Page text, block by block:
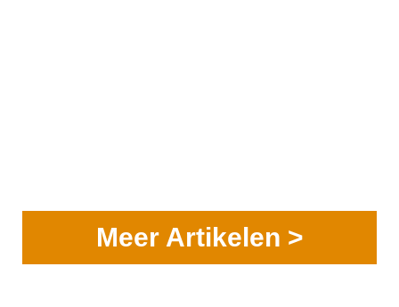
Meer Artikelen >